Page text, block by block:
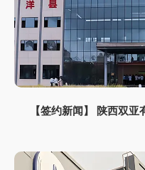
【签约新闻】 陕西双